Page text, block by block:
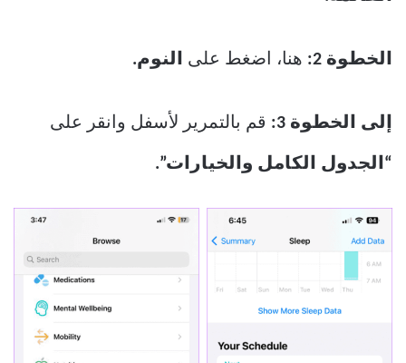
الخطوة 2: هنا، اضغط على النوم.
إلى الخطوة 3: قم بالتمرير لأسفل وانقر على
“الجدول الكامل والخيارات”.